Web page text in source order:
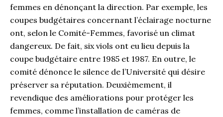
femmes en dénonçant la direction. Par exemple, les
coupes budgétaires concernant l’éclairage nocturne
ont, selon le Comité-Femmes, favorisé un climat
dangereux. De fait, six viols ont eu lieu depuis la
coupe budgétaire entre 1985 et 1987. En outre, le
comité dénonce le silence de l’Université qui désire
préserver sa réputation. Deuxièmement, il
revendique des améliorations pour protéger les
femmes, comme l’installation de caméras de